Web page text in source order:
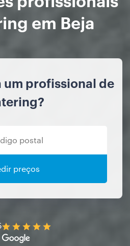
em Beja
profissional de
preços